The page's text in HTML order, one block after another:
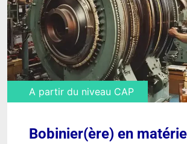
A partir du niveau CAP
Bobinier(ère) en matériel
[ VOIR ]